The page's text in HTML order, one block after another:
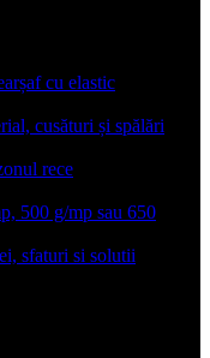
cu elastic
cusături și spălări
rece
500 g/mp sau 650
sfaturi si solutii